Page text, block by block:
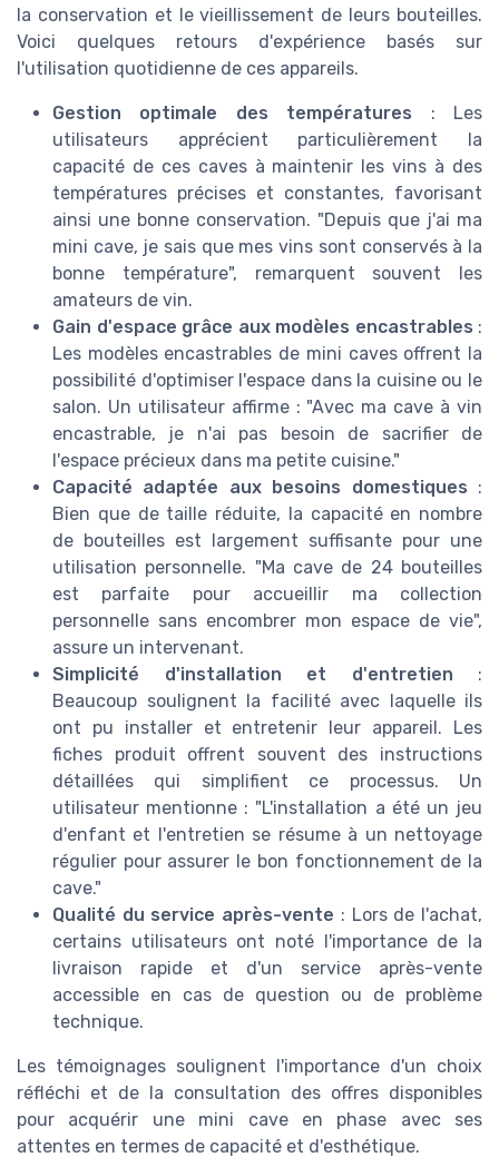
la conservation et le vieillissement de leurs bouteilles.
Voici quelques retours d'expérience basés sur
l'utilisation quotidienne de ces appareils.
Gestion optimale des températures : Les
utilisateurs apprécient particulièrement la
capacité de ces caves à maintenir les vins à des
températures précises et constantes, favorisant
ainsi une bonne conservation. "Depuis que j'ai ma
mini cave, je sais que mes vins sont conservés à la
bonne température", remarquent souvent les
amateurs de vin.
Gain d'espace grâce aux modèles encastrables :
Les modèles encastrables de mini caves offrent la
possibilité d'optimiser l'espace dans la cuisine ou le
salon. Un utilisateur affirme : "Avec ma cave à vin
encastrable, je n'ai pas besoin de sacrifier de
l'espace précieux dans ma petite cuisine."
Capacité adaptée aux besoins domestiques :
Bien que de taille réduite, la capacité en nombre
de bouteilles est largement suffisante pour une
utilisation personnelle. "Ma cave de 24 bouteilles
est parfaite pour accueillir ma collection
personnelle sans encombrer mon espace de vie",
assure un intervenant.
Simplicité d'installation et d'entretien :
Beaucoup soulignent la facilité avec laquelle ils
ont pu installer et entretenir leur appareil. Les
fiches produit offrent souvent des instructions
détaillées qui simplifient ce processus. Un
utilisateur mentionne : "L'installation a été un jeu
d'enfant et l'entretien se résume à un nettoyage
régulier pour assurer le bon fonctionnement de la
cave."
Qualité du service après-vente : Lors de l'achat,
certains utilisateurs ont noté l'importance de la
livraison rapide et d'un service après-vente
accessible en cas de question ou de problème
technique.
Les témoignages soulignent l'importance d'un choix
réfléchi et de la consultation des offres disponibles
pour acquérir une mini cave en phase avec ses
attentes en termes de capacité et d'esthétique.